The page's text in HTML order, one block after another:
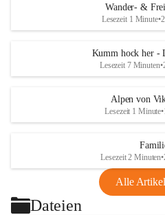
Wander- &
Lesezeit 1 Minute•
Kumm hock her -
Lesezeit 7 Minuten•
Alpen von
Lesezeit 1 Minute•
Lesezeit 2 Minuten•
Alle Artikel
Dateien